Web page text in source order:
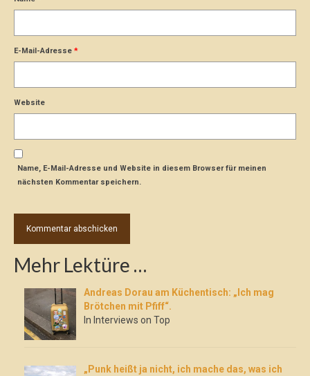
E-Mail-Adresse *
Website
Name, E-Mail-Adresse und Website in diesem Browser für meinen
nächsten Kommentar speichern.
Mehr Lektüre …
Andreas Dorau am Küchentisch: „Ich mag
Brötchen mit Pfiff“.
In Interviews on Top
„Punk heißt ja nicht, ich mache das, was ich